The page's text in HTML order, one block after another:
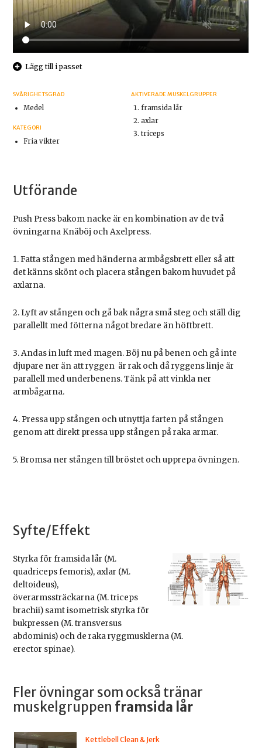
Lägg till i passet
SVÅRIGHETSGRAD
Medel
KATEGORI
Fria vikter
AKTIVERADE MUSKELGRUPPER
framsida lår
axlar
triceps
Utförande
Push Press bakom nacke är en kombination av de två
övningarna Knäböj och Axelpress.
1. Fatta stången med händerna armbågsbrett eller så att
det känns skönt och placera stången bakom huvudet på
axlarna.
2. Lyft av stången och gå bak några små steg och ställ dig
parallellt med fötterna något bredare än höftbrett.
3. Andas in luft med magen. Böj nu på benen och gå inte
djupare ner än att ryggen är rak och då ryggens linje är
parallell med underbenens. Tänk på att vinkla ner
armbågarna.
4. Pressa upp stången och utnyttja farten på stången
genom att direkt pressa upp stången på raka armar.
5. Bromsa ner stången till bröstet och upprepa övningen.
Syfte/Effekt
Styrka för framsida lår (M.
quadriceps femoris), axlar (M.
deltoideus),
överarmssträckarna (M. triceps
brachii) samt isometrisk styrka för
bukpressen (M. transversus
abdominis) och de raka ryggmusklerna (M.
erector spinae).
Fler övningar som också tränar
muskelgruppen framsida lår
Kettlebell Clean & Jerk